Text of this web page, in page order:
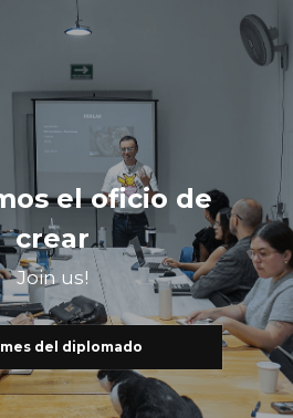
el oficio de
crear
Join us!
del diplomado